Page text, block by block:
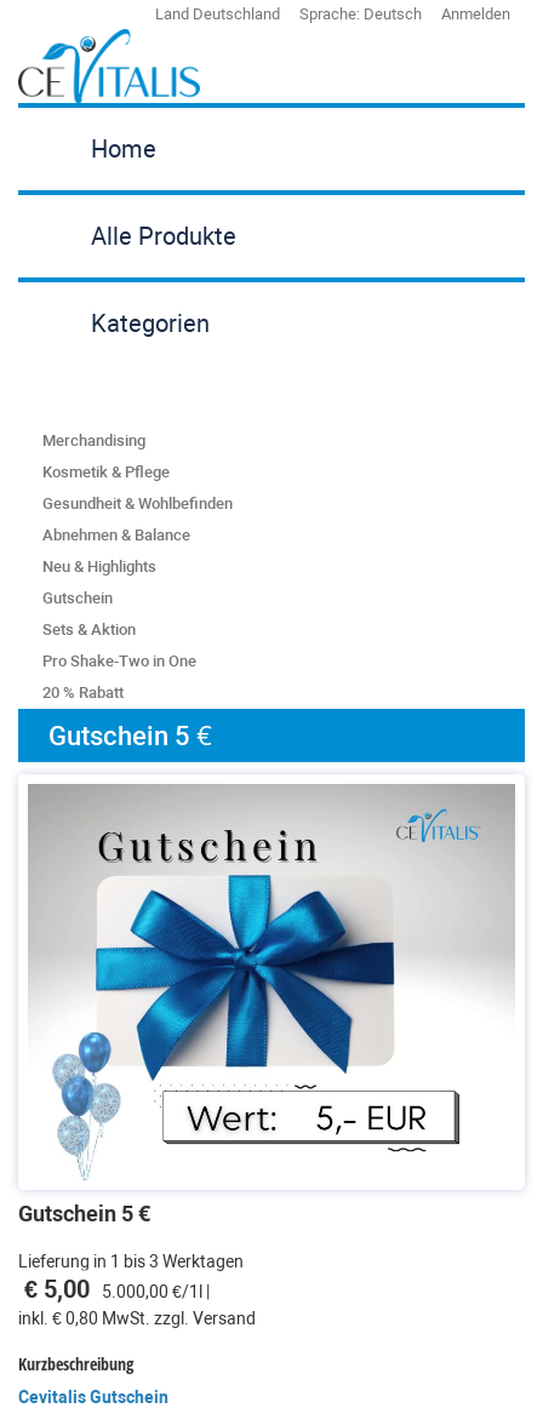
Land Deutschland Sprache: Deutsch Anmelden
Home
Alle Produkte
Kategorien
Merchandising
Kosmetik & Pflege
Gesundheit & Wohlbefinden
Abnehmen & Balance
Neu & Highlights
Gutschein
Sets & Aktion
Pro Shake-Two in One
20 % Rabatt
Gutschein 5 €
Gutschein 5 €
Lieferung in 1 bis 3 Werktagen
€ 5,00
5.000,00 €/1l |
inkl. € 0,80 MwSt. zzgl. Versand
Kurzbeschreibung
Cevitalis Gutschein